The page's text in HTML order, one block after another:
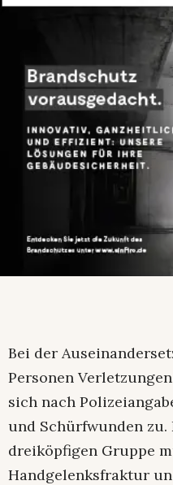
Bei der
Personen
sich nach
und Schürfwunden zu.
dreiköpfigen Gruppe
Handgelenksfraktur